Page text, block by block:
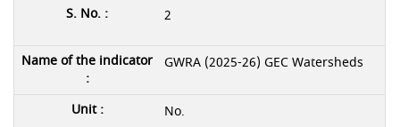
2
GWRA (2025-26) GEC Watersheds
No.